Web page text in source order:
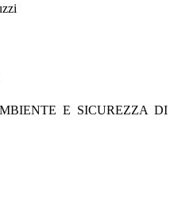
E SICUREZZA DI